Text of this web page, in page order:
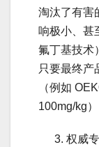
淘汰了有害
响极小、甚
氟丁基技术
只要最终产
（例如
100mg/kg
权威